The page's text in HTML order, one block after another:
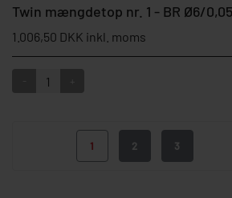
Twin mængdetop nr. 1 - BR Ø6/
1.006,50 DKK inkl. moms
1 2 3